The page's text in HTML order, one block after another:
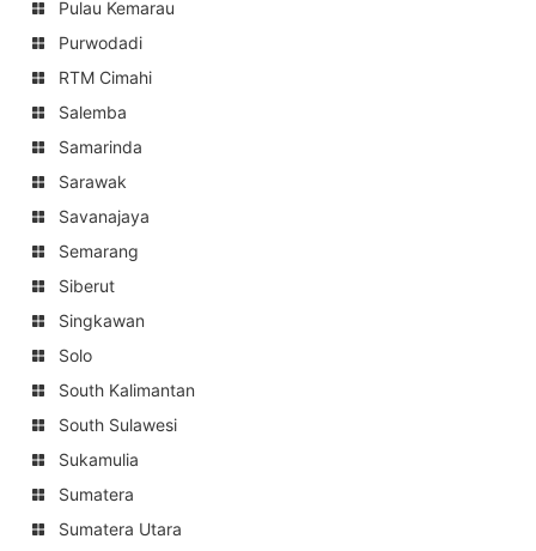
Pulau Kemarau
Purwodadi
RTM Cimahi
Salemba
Samarinda
Sarawak
Savanajaya
Semarang
Siberut
Singkawan
Solo
South Kalimantan
South Sulawesi
Sukamulia
Sumatera
Sumatera Utara